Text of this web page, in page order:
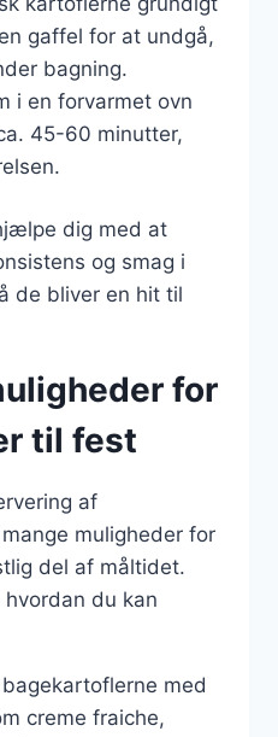
gaffel for at undgå,
bagning.
i en forvarmet ovn
45-60 minutter,
dig med at
og smag i
de bliver en hit til
for
til fest
af
muligheder for
del af måltidet.
du kan
med
creme fraiche,